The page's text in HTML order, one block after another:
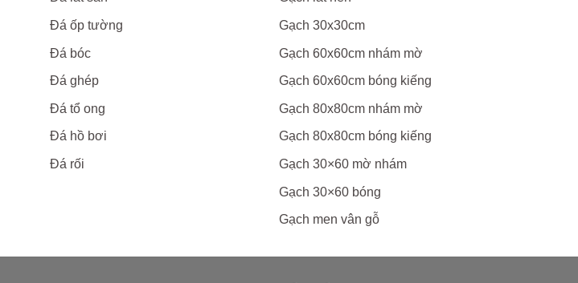
Đá ốp tường
Đá bóc
Đá ghép
Đá tổ ong
Đá hồ bơi
Đá rối
Gạch 30x30cm
Gạch 60x60cm nhám mờ
Gạch 60x60cm bóng kiếng
Gạch 80x80cm nhám mờ
Gạch 80x80cm bóng kiếng
Gạch 30×60 mờ nhám
Gạch 30×60 bóng
Gạch men vân gỗ